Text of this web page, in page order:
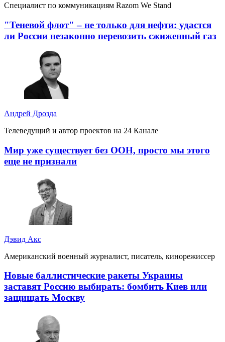
Специалист по коммуникациям Razom We Stand
"Теневой флот" – не только для нефти: удастся
ли России незаконно перевозить сжиженный газ
Андрей Дрозда
Телеведущий и автор проектов на 24 Канале
Мир уже существует без ООН, просто мы этого
еще не признали
Дэвид Акс
Американский военный журналист, писатель, кинорежиссер
Новые баллистические ракеты Украины
заставят Россию выбирать: бомбить Киев или
защищать Москву